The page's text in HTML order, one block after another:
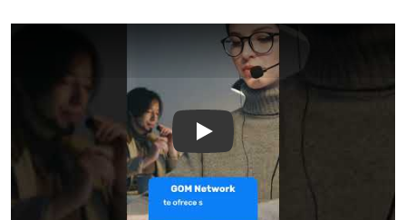
GOM Network